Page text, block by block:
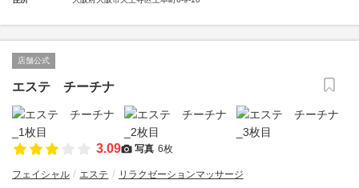
店舗公式
エステ チーチナ
3.09 写真 6枚
フェイシャル エステ リラクゼーションマッサージ